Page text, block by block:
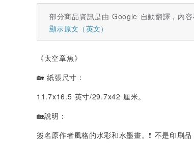
部分商品資訊是由 Google 自動翻譯，內容
顯示原文（英文）
《太空章魚》
🏡 紙張尺寸：
11.7x16.5 英寸/29.7x42 厘米。
🏡說明：
簽名原作者風格的水彩和水墨畫。❗️ 不是印刷品